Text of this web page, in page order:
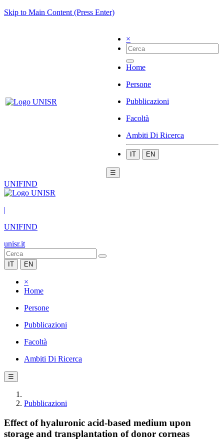
Skip to Main Content (Press Enter)
×
Home
Persone
Pubblicazioni
Facoltà
Ambiti Di Ricerca
IT EN
☰
UNIFIND
|
UNIFIND
unisr.it
IT EN
×
Home
Persone
Pubblicazioni
Facoltà
Ambiti Di Ricerca
☰
Pubblicazioni
Effect of hyaluronic acid-based medium upon
storage and transplantation of donor corneas